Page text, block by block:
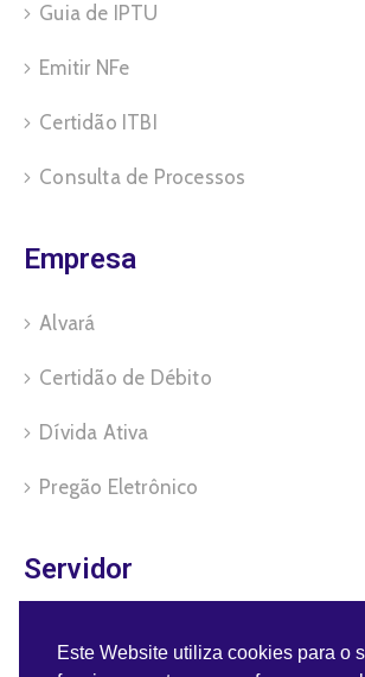
Guia de IPTU
Emitir NFe
Certidão ITBI
Consulta de Processos
Empresa
Alvará
Certidão de Débito
Dívida Ativa
Pregão Eletrônico
Servidor
Benefícios do Servidor
Este Website utiliza cookies para o